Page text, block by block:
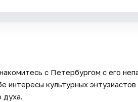
с Петербургом с его
интересы культурных
духа.